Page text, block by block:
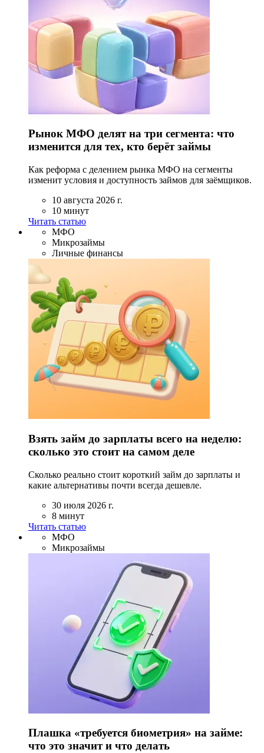
Рынок МФО делят на три сегмента: что
изменится для тех, кто берёт займы
Как реформа с делением рынка МФО на сегменты
изменит условия и доступность займов для заёмщиков.
10 августа 2026 г.
10 минут
Читать статью
МФО
Микрозаймы
Личные финансы
Взять займ до зарплаты всего на неделю:
сколько это стоит на самом деле
Сколько реально стоит короткий займ до зарплаты и
какие альтернативы почти всегда дешевле.
30 июля 2026 г.
8 минут
Читать статью
МФО
Микрозаймы
Плашка «требуется биометрия» на займе:
что это значит и что делать